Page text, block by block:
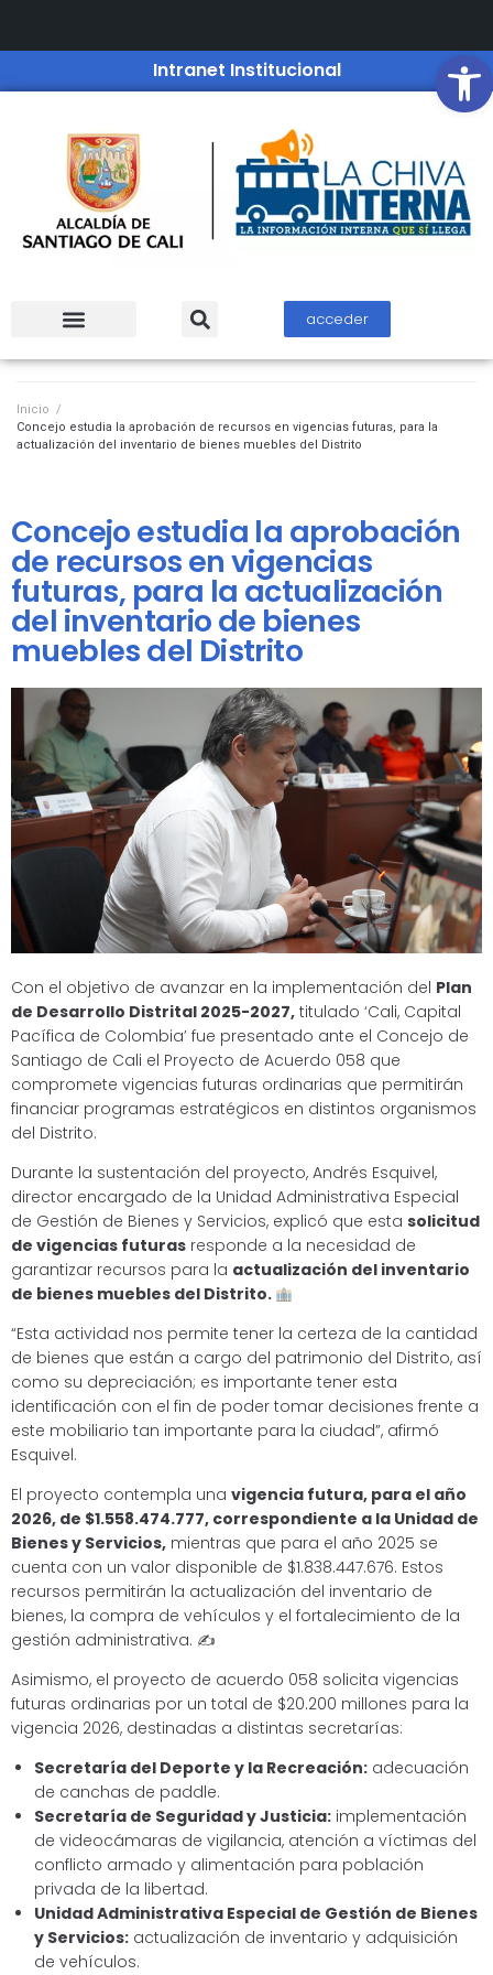
Intranet Institucional
acceder
Inicio /
Concejo estudia la aprobación de recursos en vigencias futuras, para la
actualización del inventario de bienes muebles del Distrito
Concejo estudia la aprobación
de recursos en vigencias
futuras, para la actualización
del inventario de bienes
muebles del Distrito
Con el objetivo de avanzar en la implementación del Plan
de Desarrollo Distrital 2025-2027, titulado ‘Cali, Capital
Pacífica de Colombia’ fue presentado ante el Concejo de
Santiago de Cali el Proyecto de Acuerdo 058 que
compromete vigencias futuras ordinarias que permitirán
financiar programas estratégicos en distintos organismos
del Distrito.
Durante la sustentación del proyecto, Andrés Esquivel,
director encargado de la Unidad Administrativa Especial
de Gestión de Bienes y Servicios, explicó que esta solicitud
de vigencias futuras responde a la necesidad de
garantizar recursos para la actualización del inventario
de bienes muebles del Distrito.
“Esta actividad nos permite tener la certeza de la cantidad
de bienes que están a cargo del patrimonio del Distrito, así
como su depreciación; es importante tener esta
identificación con el fin de poder tomar decisiones frente a
este mobiliario tan importante para la ciudad”, afirmó
Esquivel.
El proyecto contempla una vigencia futura, para el año
2026, de $1.558.474.777, correspondiente a la Unidad de
Bienes y Servicios, mientras que para el año 2025 se
cuenta con un valor disponible de $1.838.447.676. Estos
recursos permitirán la actualización del inventario de
bienes, la compra de vehículos y el fortalecimiento de la
gestión administrativa. ✍
Asimismo, el proyecto de acuerdo 058 solicita vigencias
futuras ordinarias por un total de $20.200 millones para la
vigencia 2026, destinadas a distintas secretarías:
Secretaría del Deporte y la Recreación: adecuación
de canchas de paddle.
Secretaría de Seguridad y Justicia: implementación
de videocámaras de vigilancia, atención a víctimas del
conflicto armado y alimentación para población
privada de la libertad.
Unidad Administrativa Especial de Gestión de Bienes
y Servicios: actualización de inventario y adquisición
de vehículos.